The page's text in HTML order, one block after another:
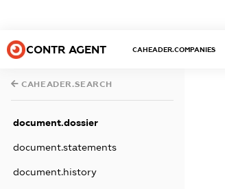
CONTR AGENT CAHEADER.COMPANIES
CAHEADER.SEARCH
document.dossier
document.statements
document.history